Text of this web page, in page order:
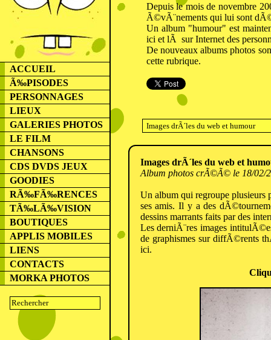
ACCUEIL
Ã‰PISODES
PERSONNAGES
LIEUX
GALERIES PHOTOS
LE FILM
CHANSONS
CDS DVDS JEUX
GOODIES
RÃ‰FÃ‰RENCES
TÃ‰LÃ‰VISION
BOUTIQUES
APPLIS MOBILES
LIENS
CONTACTS
MORKA PHOTOS
Depuis le mois de novembre
Ã©vÃ¨nements qui lui sont
Un album "humour" est
ici et lÃ sur Internet des
De nouveaux albums photos
cette rubrique.
Images drÃ´les du web et
Album photos crÃ©Ã© le 18/02/
Un album qui regroupe
ses amis. Il y a des
dessins marrants faits par des
Les derniÃ¨res images
de graphismes sur diffÃ©rents
ici.